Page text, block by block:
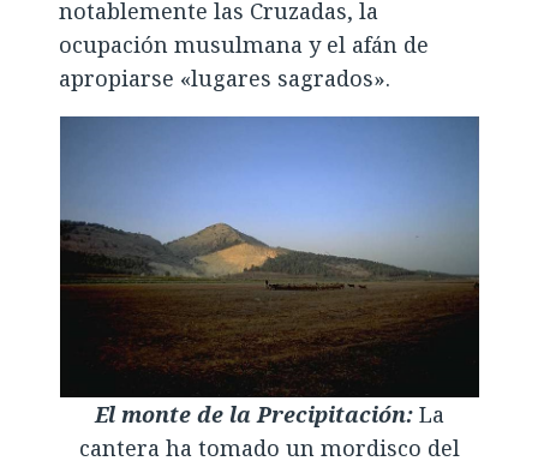
notablemente las Cruzadas, la
ocupación musulmana y el afán de
apropiarse «lugares sagrados».
El monte de la Precipitación: La
cantera ha tomado un mordisco del